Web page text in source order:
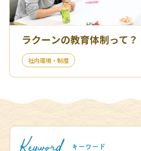
ラクーンの教育体制って？
社内環境・制度